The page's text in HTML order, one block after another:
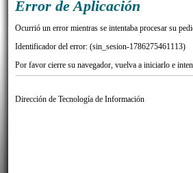
Error de Aplicación
Ocurrió un error mientras se intentaba procesar su
Identificador del error: (sin_sesion-1786275461113)
Por favor cierre su navegador, vuelva a iniciarlo e
Dirección de Tecnología de Información